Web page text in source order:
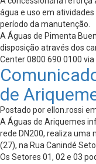
água e uso em
período da manutenção.
A Águas de Pimenta
disposição através dos
Center 0800 690 0100 via
de
Postado por ellon.rossi
A Águas de Ariquemes
rede DN200, realiza
(27), na Rua Canindé
Os Setores 01, 02 e 03